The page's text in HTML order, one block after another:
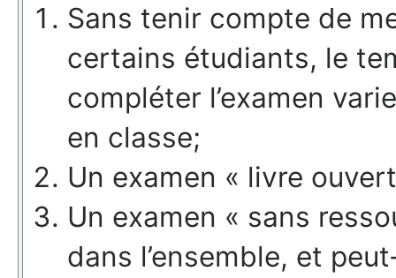
Sans tenir compte de
certains étudiants, le
compléter l’examen
en classe;
Un examen « livre
Un examen « sans
dans l’ensemble, et